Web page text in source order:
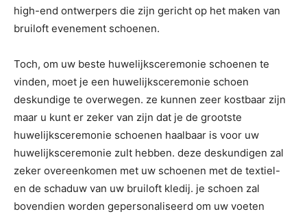
high-end ontwerpers die zijn gericht op het maken van
bruiloft evenement schoenen.
Toch, om uw beste huwelijksceremonie schoenen te
vinden, moet je een huwelijksceremonie schoen
deskundige te overwegen. ze kunnen zeer kostbaar zijn
maar u kunt er zeker van zijn dat je de grootste
huwelijksceremonie schoenen haalbaar is voor uw
huwelijksceremonie zult hebben. deze deskundigen zal
zeker overeenkomen met uw schoenen met de textiel-
en de schaduw van uw bruiloft kledij. je schoen zal
bovendien worden gepersonaliseerd om uw voeten